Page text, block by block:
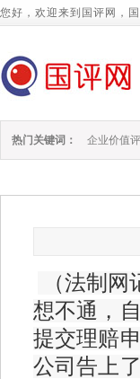
您好，欢迎来到国评网，
热门关键词： 企业价值
（法制
想不通，
提交理赔
公司告上